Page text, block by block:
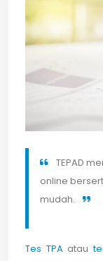
TEPAD
online
mudah.
Tes TPAatau